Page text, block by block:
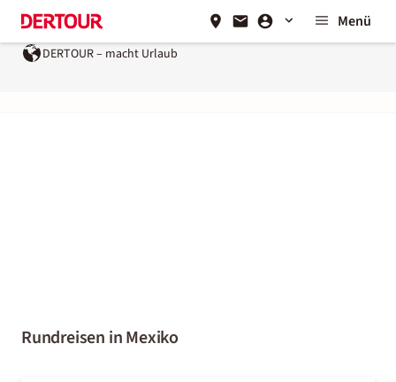
Menü
DERTOUR – macht Urlaub
Rundreisen in Mexiko